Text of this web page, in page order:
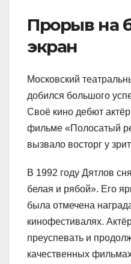
Прорыв на
экран
Московский
добился большого
Своё кино дебют
фильме «Полосатый
вызвало восторг у
В 1992 году Дятлов
белая и рябой». Его
была отмечена
кинофестивалях.
преуспевать и
качественных